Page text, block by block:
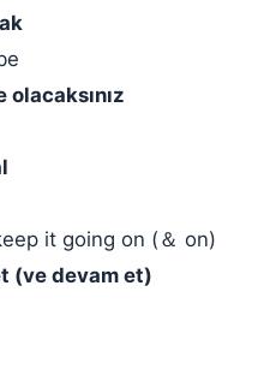
it going on (＆ on)
(ve devam et)